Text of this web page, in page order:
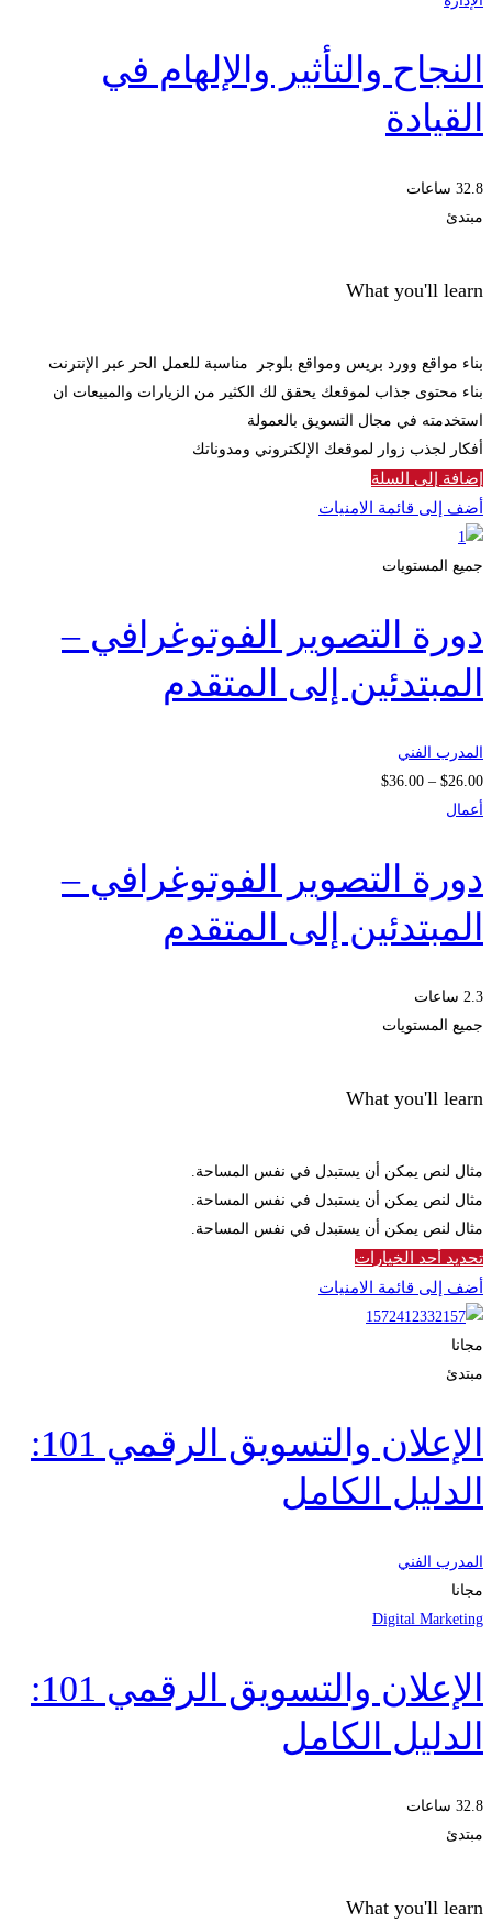
النجاح والتأثير والإلهام في
القيادة
32.8 ساعات
مبتدئ
What you'll learn
بناء مواقع وورد بريس ومواقع بلوجر مناسبة للعمل الحر عبر الإنترنت
بناء محتوى جذاب لموقعك يحقق لك الكثير من الزيارات والمبيعات ان
استخدمته في مجال التسويق بالعمولة
أفكار لجذب زوار لموقعك الإلكتروني ومدوناتك
إضافة إلى السلة
أضف إلى قائمة الامنيات
جميع المستويات
دورة التصوير الفوتوغرافي –
المبتدئين إلى المتقدم
المدرب الفني
$26 .00
–
$36 .00
نطاق
خلال
أعمال
دورة التصوير الفوتوغرافي –
المبتدئين إلى المتقدم
2.3 ساعات
جميع المستويات
What you'll learn
مثال لنص يمكن أن يستبدل في نفس المساحة.
مثال لنص يمكن أن يستبدل في نفس المساحة.
مثال لنص يمكن أن يستبدل في نفس المساحة.
تحديد أحد الخيارات
أضف إلى قائمة الامنيات
مجانا
مبتدئ
الإعلان والتسويق الرقمي 101:
الدليل الكامل
المدرب الفني
مجانا
Digital Marketing
الإعلان والتسويق الرقمي 101:
الدليل الكامل
32.8 ساعات
مبتدئ
What you'll learn